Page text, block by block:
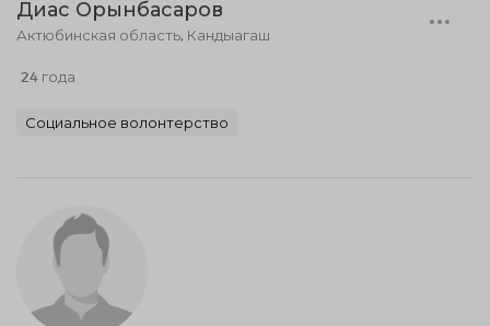
Диас Орынбасаров
Актюбинская область, Кандыагаш
24 года
Социальное волонтерство